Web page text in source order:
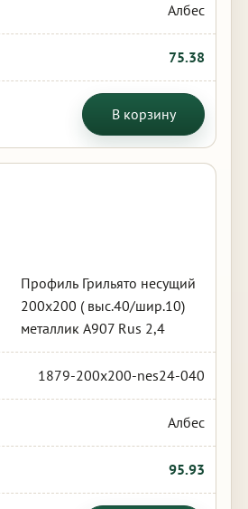
Албес
75.38
В корзину
Профиль Грильято несущий
200х200 ( выс.40/шир.10)
металлик А907 Rus 2,4
1879-200x200-nes24-040
Албес
95.93